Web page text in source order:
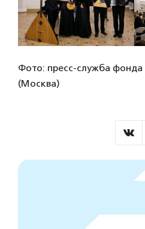
Фото: пресс-служба
(Москва)